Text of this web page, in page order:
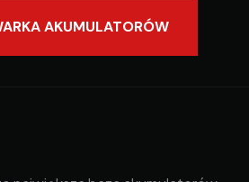
AKUMULATORÓW